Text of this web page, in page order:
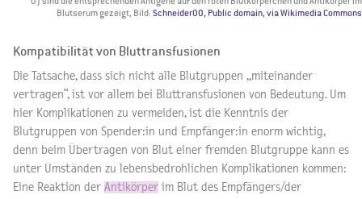
Blutserum gezeigt, Bild: Schneider00, Public domain, via Wikimedia Commons
Kompatibilität von Bluttransfusionen
Die Tatsache, dass sich nicht alle Blutgruppen „miteinander
vertragen“, ist vor allem bei Bluttransfusionen von Bedeutung. Um
hier Komplikationen zu vermeiden, ist die Kenntnis der
Blutgruppen von Spender:in und Empfänger:in enorm wichtig,
denn beim Übertragen von Blut einer fremden Blutgruppe kann es
unter Umständen zu lebensbedrohlichen Komplikationen kommen:
Eine Reaktion der Antikörper im Blut des Empfängers/der